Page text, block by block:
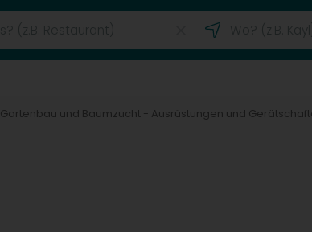
Gartenbau und Baumzucht - Ausrüstungen und